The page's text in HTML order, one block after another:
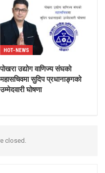
HOT-NEWS
पोखरा उद्योग वाणिज्य संघको
महासचिवमा सुदिप प्रधानाङ्गको
उम्मेदवारी घोषणा
closed.